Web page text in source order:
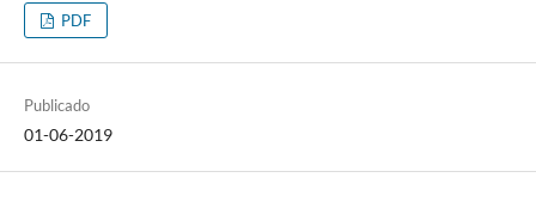
PDF
Publicado
01-06-2019